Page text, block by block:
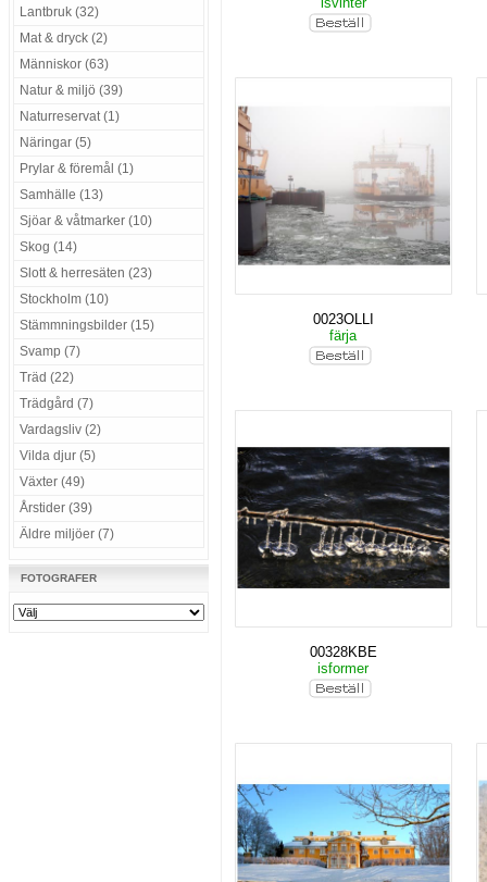
Lantbruk (32)
Mat & dryck (2)
Människor (63)
Natur & miljö (39)
Naturreservat (1)
Näringar (5)
Prylar & föremål (1)
Samhälle (13)
Sjöar & våtmarker (10)
Skog (14)
Slott & herresäten (23)
Stockholm (10)
Stämmningsbilder (15)
Svamp (7)
Träd (22)
Trädgård (7)
Vardagsliv (2)
Vilda djur (5)
Växter (49)
Årstider (39)
Äldre miljöer (7)
FOTOGRAFER
0023OLLI
färja
00328KBE
isformer